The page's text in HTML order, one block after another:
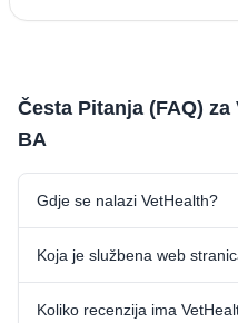
Česta Pitanja (FAQ)
BA
Gdje se nalazi VetHealth?
Koja je službena web
Koliko recenzija ima